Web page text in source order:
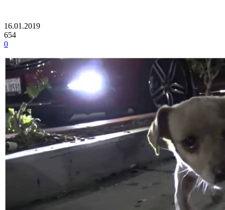
16.01.2019
654
0